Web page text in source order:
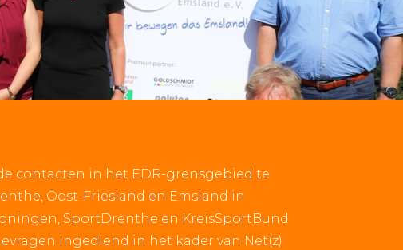
contacten in het EDR-grensgebied te
Oost-Friesland en Emsland in
SportDrenthe en KreisSportBund
ingediend in het kader van Net(z)